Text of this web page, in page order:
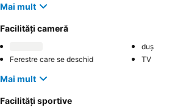
Mai mult
Facilități cameră
duș
Ferestre care se deschid
TV
Mai mult
Facilități sportive